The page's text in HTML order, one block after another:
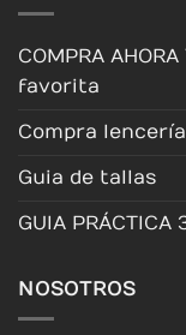
COMPRA
favorita
Compra
Guia de tallas
GUIA PRÁCTICA
NOSOTROS